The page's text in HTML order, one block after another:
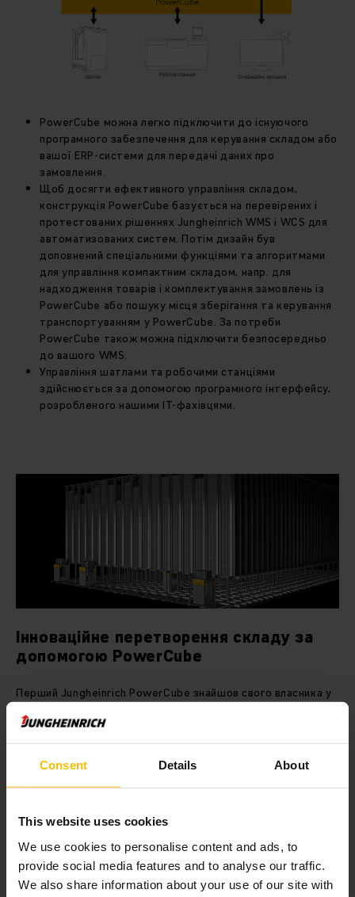
Consent Details About
This website uses cookies
We use cookies to personalise content and ads, to
provide social media features and to analyse our traffic.
We also share information about your use of our site with
PowerCube можна легко підключити до існуючого
програмного забезпечення для керування складом або
вашої ERP-системи для передачі даних про
замовлення.
Щоб досягти ефективного управління складом,
конструкція PowerCube базується на перевірених і
протестованих рішеннях Jungheinrich WMS і WCS для
автоматизованих систем. Потім дизайн був
доповнений спеціальними функціями та алгоритмами
для управління компактним складом, напр. для
надходження товарів і комплектування замовлень із
PowerCube або пошуку місця зберігання та керування
транспортуванням у PowerCube. За потреби
PowerCube також можна підключити безпосередньо
до вашого WMS.
Управління шатлами та робочими станціями
здійснюється за допомогою програмного інтерфейсу,
розробленого нашими ІТ-фахівцями.
Інноваційне перетворення складу за
допомогою PowerCube
Перший Jungheinrich PowerCube знайшов свого власника у
На об’єкті в Меллінгені, кантон Ааргау, клієнт готується до
майбутнього зростання, облаштовуючи 18 000 місць для
зберігання всього на 400 м².
Автоматизація разом з Jungheinrich